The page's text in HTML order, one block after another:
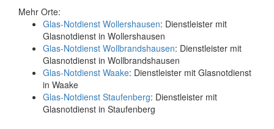
Mehr Orte:
Glas-Notdienst Wollershausen: Dienstleister mit
Glasnotdienst in Wollershausen
Glas-Notdienst Wollbrandshausen: Dienstleister mit
Glasnotdienst in Wollbrandshausen
Glas-Notdienst Waake: Dienstleister mit Glasnotdienst
in Waake
Glas-Notdienst Staufenberg: Dienstleister mit
Glasnotdienst in Staufenberg